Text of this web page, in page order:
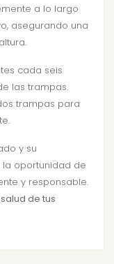
a lo largo
asegurando una
cada seis
las trampas.
trampas para
y su
la oportunidad de
y responsable.
de tus